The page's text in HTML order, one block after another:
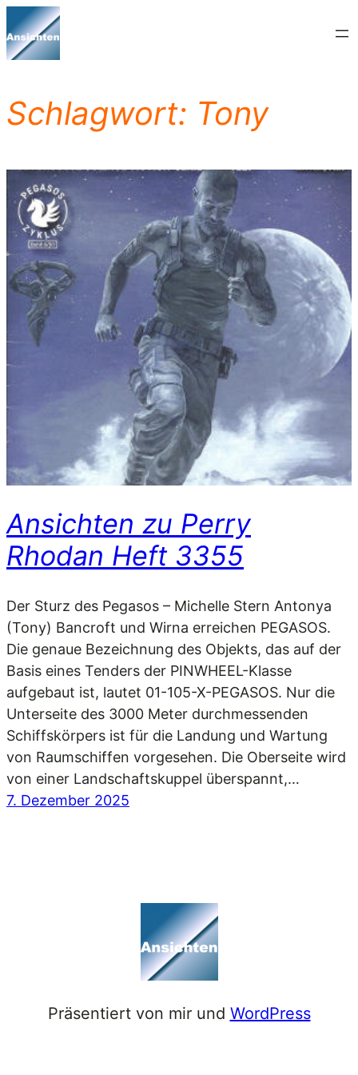
Zum
Inhalt
springen
Schlagwort: Tony
Ansichten zu Perry
Rhodan Heft 3355
Der Sturz des Pegasos – Michelle Stern Antonya
(Tony) Bancroft und Wirna erreichen PEGASOS.
Die genaue Bezeichnung des Objekts, das auf der
Basis eines Tenders der PINWHEEL-Klasse
aufgebaut ist, lautet 01-105-X-PEGASOS. Nur die
Unterseite des 3000 Meter durchmessenden
Schiffskörpers ist für die Landung und Wartung
von Raumschiffen vorgesehen. Die Oberseite wird
von einer Landschaftskuppel überspannt,…
7. Dezember 2025
Präsentiert von mir und WordPress